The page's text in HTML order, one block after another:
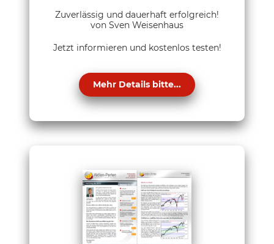
Zuverlässig und dauerhaft erfolgreich!
von Sven Weisenhaus
Jetzt informieren und kostenlos testen!
Mehr Details bitte...